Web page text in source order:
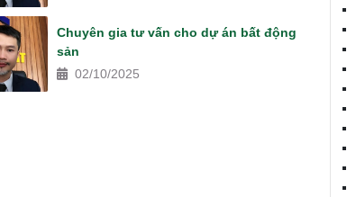
Chuyên gia tư vấn cho dự án bất động
sản
02/10/2025